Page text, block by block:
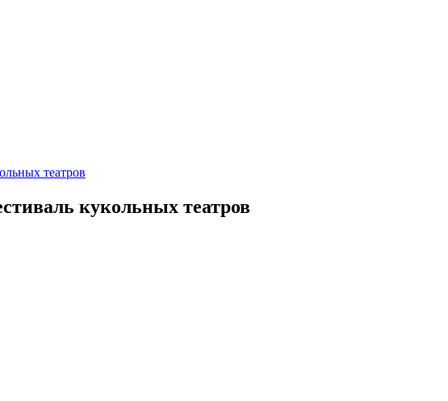
театров
кукольных театров